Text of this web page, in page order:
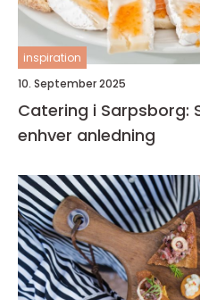
inspiration
10. September 2025
Catering i Sarpsborg:
enhver anledning